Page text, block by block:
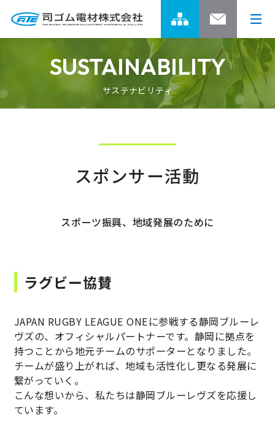
司ゴムグループの強み
グループの事業領域
開発ストーリートップ
03 エレベーター用遮煙材の開発
開発
05 エレベーター改修工事用仮囲い
06 測定器架台のVA
製品情報トップ
樹脂製品
金属製品
精密板金/精密ユニット製品
大型板金/大型ユニット製品
塗装
企業情報
会社概要
事業所一覧
グループ企業一覧
方針書・認証取得
スポンサー活動
社会貢献活動
採用情報トップ
先輩紹介
募集要項
TSUKASA RUBBER Groups
SUSTAINABILITY
サステナビリティ
スポンサー活動
スポーツ振興、地域発展のために
ラグビー協賛
JAPAN RUGBY LEAGUE ONEに参戦する静岡ブルーレ
ヴズの、オフィシャルパートナーです。静岡に拠点を
持つことから地元チームのサポーターとなりました。
チームが盛り上がれば、地域も活性化し更なる発展に
繋がっていく。
こんな想いから、私たちは静岡ブルーレヴズを応援し
ています。